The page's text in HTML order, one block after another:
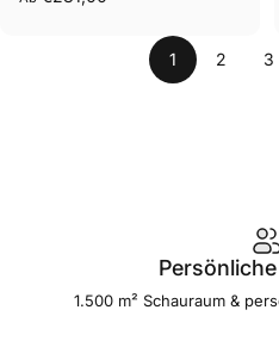
1 2 3
1.500 m² Schauraum &